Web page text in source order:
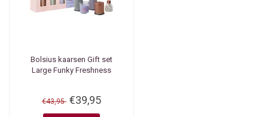
Bolsius kaarsen Gift set
Large Funky Freshness
€43,95 €39,95